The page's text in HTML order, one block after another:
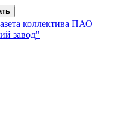
коллектива ПАО
завод"